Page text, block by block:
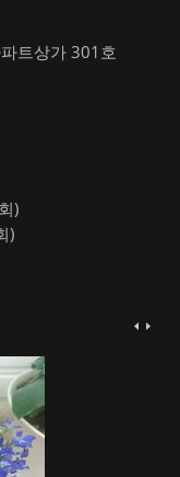
트상가 301호
)
)